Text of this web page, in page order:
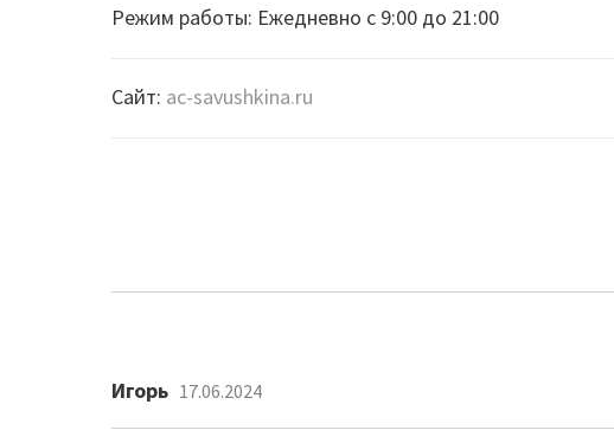
Режим работы: Ежедневно с 9:00 до 21:00
Сайт: ac-savushkina.ru
Игорь 17.06.2024